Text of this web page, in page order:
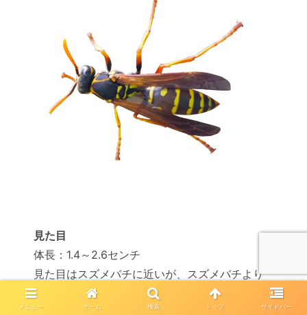
見た目
体長：1.4～2.6センチ
見た目はスズメバチに近いが、スズメバチより
細身で小さい
メニュー ホーム 検索 トップ サイドバー